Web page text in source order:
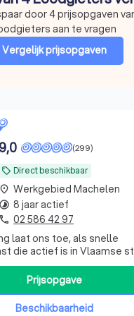
door 4 prijsopgaven
aan te vragen
Vergelijk prijsopgaven
local_offer Direct beschikbaar
(299)
9,0
laat ons toe, als snelle
die actief is in Vlaamse
oplossing aan te bieden.
toilet, gootsteen, bad,
of riolering.
Beschikbaarheid
Prijsopgave
place Werkgebied Machelen
timelapse 8 jaar actief
phone 02 586 42 97